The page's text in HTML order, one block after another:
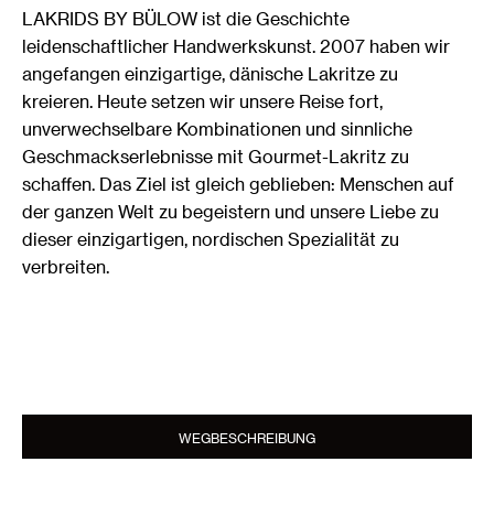
LAKRIDS BY BÜLOW ist die Geschichte
leidenschaftlicher Handwerkskunst. 2007 haben wir
angefangen einzigartige, dänische Lakritze zu
kreieren. Heute setzen wir unsere Reise fort,
unverwechselbare Kombinationen und sinnliche
Geschmackserlebnisse mit Gourmet-Lakritz zu
schaffen. Das Ziel ist gleich geblieben: Menschen auf
der ganzen Welt zu begeistern und unsere Liebe zu
dieser einzigartigen, nordischen Spezialität zu
verbreiten.
WEGBESCHREIBUNG